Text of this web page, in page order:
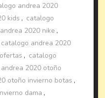
andrea 2020
kids , catalogo
2020 nike ,
catalogo andrea 2020
, catalogo
2020 otoño
otoño invierno botas ,
dama ,